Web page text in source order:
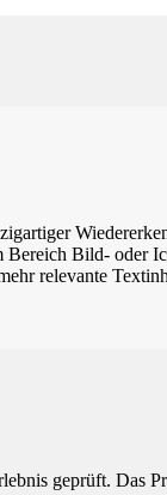
Bild- oder
relevante
geprüft. Das